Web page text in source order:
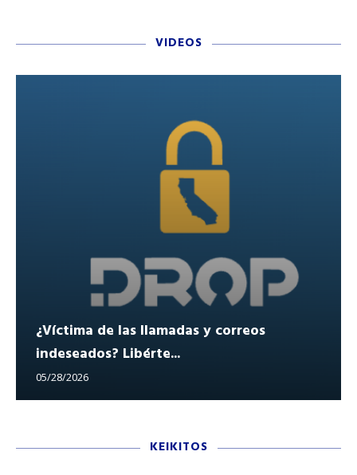
VIDEOS
¿Víctima de las llamadas y correos
indeseados? Libérte...
05/28/2026
KEIKITOS